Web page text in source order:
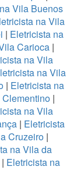
Vila Buenos
na Vila
| Eletricista na
Carioca|
na Vila
na Vila
| Eletricista na
|
na Vila
| Eletricista
Cruzeiro |
na Vila da
Eletricista na